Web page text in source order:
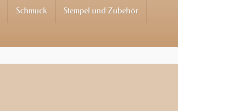
Schmuck Stempel und Zubehör